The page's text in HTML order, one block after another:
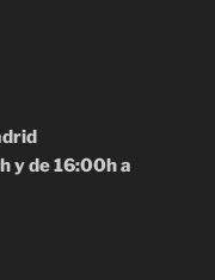
y de 16:00h a